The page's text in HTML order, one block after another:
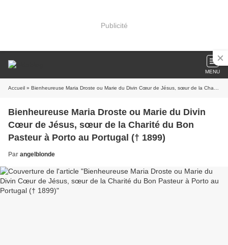
Publicité
MENU
Accueil » Bienheureuse Maria Droste ou Marie du Divin Cœur de Jésus, sœur de la Charité du Bon Pasteur à Porto au Portugal († 1899)
Bienheureuse Maria Droste ou Marie du Divin
Cœur de Jésus, sœur de la Charité du Bon
Pasteur à Porto au Portugal († 1899)
Par angelblonde